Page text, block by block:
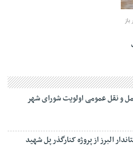
و نقل عمومی اولویت شورای شهر
البرز از پروژه کنارگذر پل شهید